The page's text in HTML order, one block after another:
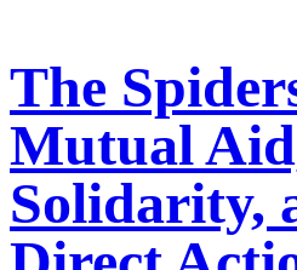
The
Mutual
Solidarity,